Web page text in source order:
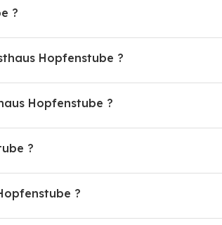
?
Hopfenstube ?
Hopfenstube ?
?
?